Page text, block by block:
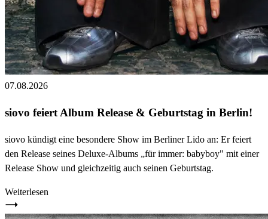
07.08.2026
siovo feiert Album Release & Geburtstag in Berlin!
siovo kündigt eine besondere Show im Berliner Lido an: Er feiert
den Release seines Deluxe-Albums „für immer: babyboy" mit einer
Release Show und gleichzeitig auch seinen Geburtstag.
Weiterlesen